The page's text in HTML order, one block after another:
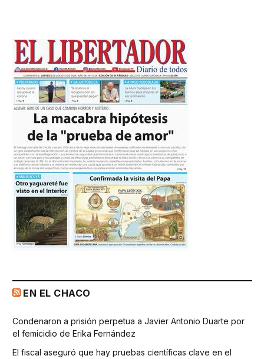
EN EL CHACO
Condenaron a prisión perpetua a Javier Antonio Duarte por
el femicidio de Erika Fernández
El fiscal aseguró que hay pruebas científicas clave en el